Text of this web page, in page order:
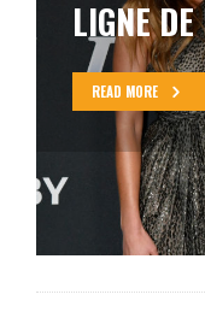
LIGNE
READ MORE